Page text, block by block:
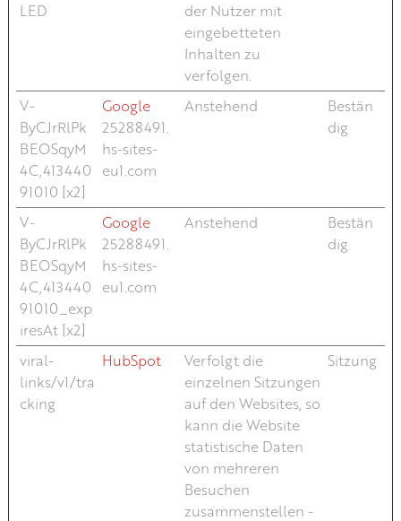
LED
der Nutzer mit
eingebetteten
Inhalten zu
verfolgen.
V-
ByCJrRlPk
BEOSqyM
4C,413440
91010 [x2]
Google
25288491.
hs-sites-
eu1.com
Anstehend
Bestän
dig
V-
ByCJrRlPk
BEOSqyM
4C,413440
91010_exp
iresAt [x2]
Google
25288491.
hs-sites-
eu1.com
Anstehend
Bestän
dig
viral-
links/v1/tra
cking
HubSpot
Verfolgt die
einzelnen Sitzungen
auf den Websites, so
kann die Website
statistische Daten
von mehreren
Besuchen
zusammenstellen -
Sitzung